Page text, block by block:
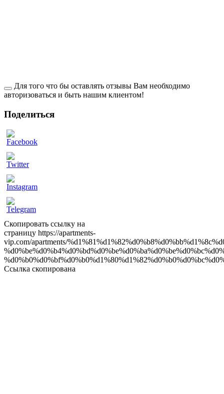
Для того что бы оставлять отзывы Вам необходимо
авторизоваться и быть нашим клиентом!
Поделиться
Скопировать ссылку на
страницу https://apartments-
vip.com/apartments/
Ссылка скопирована